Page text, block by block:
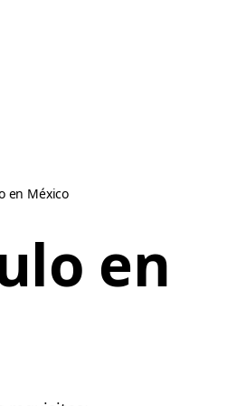
en México
en